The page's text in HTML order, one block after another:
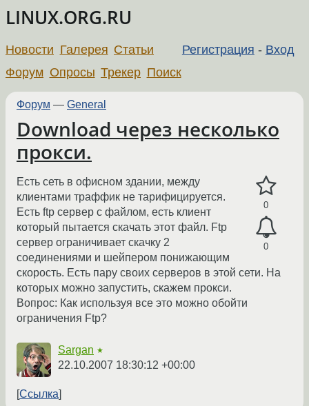
LINUX.ORG.RU
Регистрация - Вход
Новости Галерея Статьи
Форум Опросы Трекер Поиск
Форум — General
Download через несколько
прокси.
0
0
Есть сеть в офисном здании, между
клиентами траффик не тарифицируется.
Есть ftp сервер с файлом, есть клиент
который пытается скачать этот файл. Ftp
сервер ограничивает скачку 2
соединениями и шейпером понижающим
скорость. Есть пару своих серверов в этой сети. На
которых можно запустить, скажем прокси.
Вопрос: Как используя все это можно обойти
ограничения Ftp?
Sargan ★
22.10.2007 18:30:12 +00:00
Ссылка